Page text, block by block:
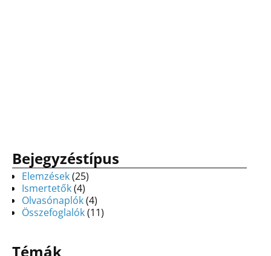
Bejegyzéstípus
Elemzések(25)
Ismertetők(4)
Olvasónaplók(4)
Összefoglalók(11)
Témák